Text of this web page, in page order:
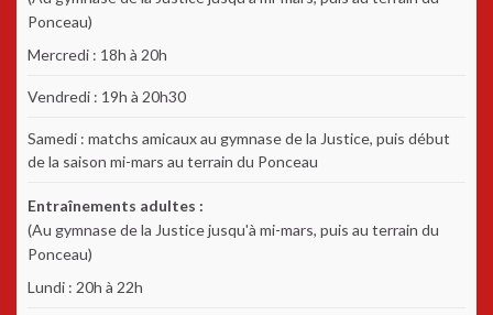
Ponceau)
Mercredi : 18h à 20h
Vendredi : 19h à 20h30
Samedi : matchs amicaux au gymnase de la Justice, puis début
de la saison mi-mars au terrain du Ponceau
Entraînements adultes :
(Au gymnase de la Justice jusqu'à mi-mars, puis au terrain du
Ponceau)
Lundi : 20h à 22h